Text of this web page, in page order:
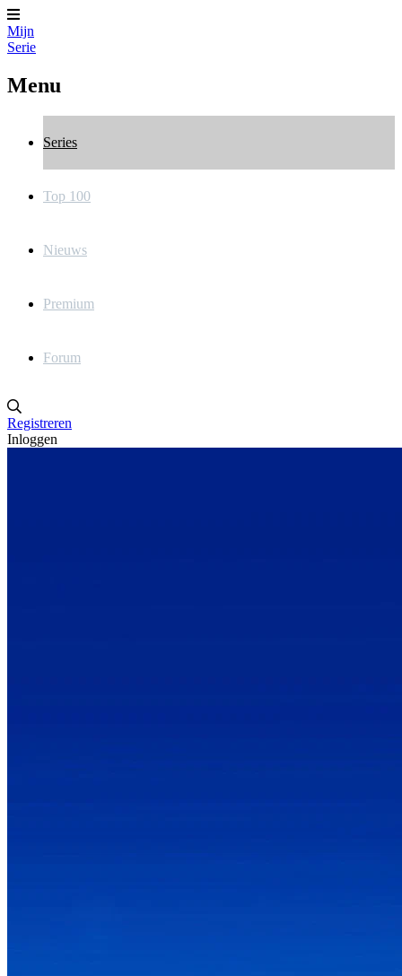
Mijn
Serie
Menu
Series
Top 100
Nieuws
Premium
Forum
Registreren
Inloggen